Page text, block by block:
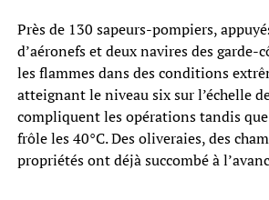
Près de 130 sapeurs-pompiers,
d’aéronefs et deux navires des garde-
les flammes dans des conditions
atteignant le niveau six sur l’échelle
compliquent les opérations tandis
frôle les 40°C. Des oliveraies, des
propriétés ont déjà succombé à